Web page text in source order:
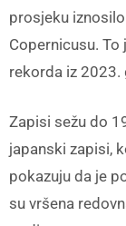
prosjeku
Copernicusu.
rekorda iz 2023.
Zapisi sežu do
japanski zapisi,
pokazuju da je
su vršena